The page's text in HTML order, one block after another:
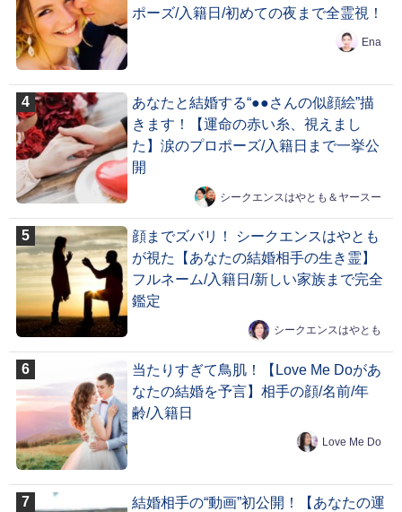
ポーズ/入籍日/初めての夜まで全霊視！
Ena
あなたと結婚する“●●さんの似顔絵”描
きます！【運命の赤い糸、視えまし
た】涙のプロポーズ/入籍日まで一挙公
開
シークエンスはやとも＆ヤースー
顔までズバリ！ シークエンスはやとも
が視た【あなたの結婚相手の生き霊】
フルネーム/入籍日/新しい家族まで完全
鑑定
シークエンスはやとも
当たりすぎて鳥肌！【Love Me Doがあ
なたの結婚を予言】相手の顔/名前/年
齢/入籍日
Love Me Do
結婚相手の“動画”初公開！【あなたの運